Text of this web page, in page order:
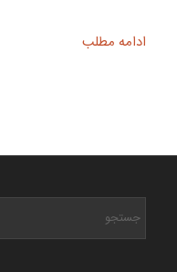
ادامه مطلب